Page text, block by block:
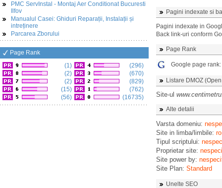
PMC ServInstal - Montaj Aer Conditionat Bucuresti
Ilfov
Manualul Casei: Ghiduri Reparații, Instalații și
intreținere
Parcarea Zborului
Page Rank
(1)
(2)
(2)
(15)
(56)
(296)
(670)
(829)
(762)
(16735)
Pagini indexate si
Pagini indexate in
Back link-uri conform
Page Rank
Google page rank:
Listare DMOZ
Site-ul
Alte detalii
Varsta domeniu:
Site in limba/limbile: ro
Tipul scriptului:
Proprietar site:
Site power by:
Site Plan: Standard
Unelte SEO